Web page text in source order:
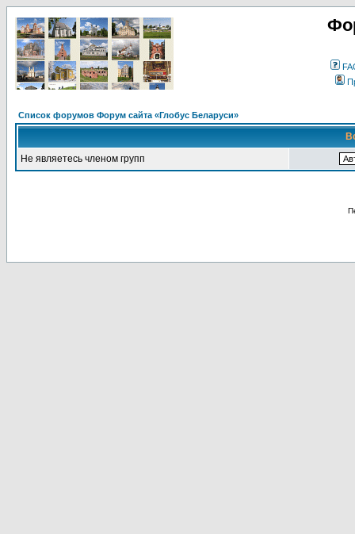
Список форумов Форум сайта «Глобус Беларуси»
Не являетесь членом групп